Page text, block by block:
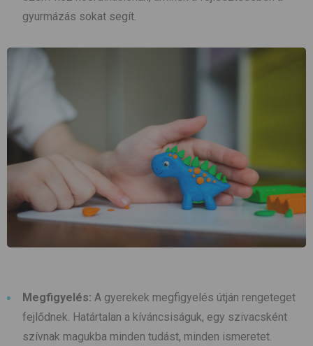
gyurmázás sokat segít.
Megfigyelés: A gyerekek megfigyelés útján rengeteget
fejlődnek. Határtalan a kíváncsiságuk, egy szivacsként
szívnak magukba minden tudást, minden ismeretet.